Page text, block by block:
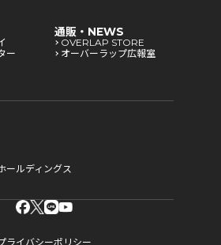
ー
通販・NEWS
OVERLAP STORE
オーバーラップ広報室
ールディングス
ライバシーポリシー